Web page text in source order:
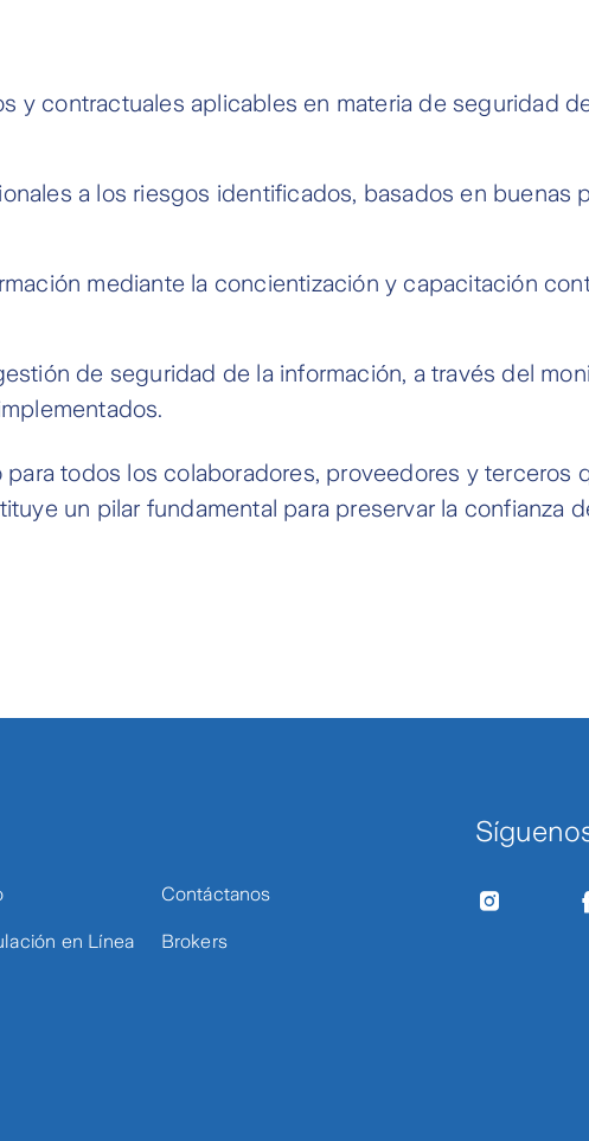
y contractuales aplicables en materia de seguridad
a los riesgos identificados, basados en buenas
mediante la concientización y capacitación
de seguridad de la información, a través del
todos los colaboradores, proveedores y terceros
un pilar fundamental para preservar la confianza
en Línea
Contáctanos
Brokers